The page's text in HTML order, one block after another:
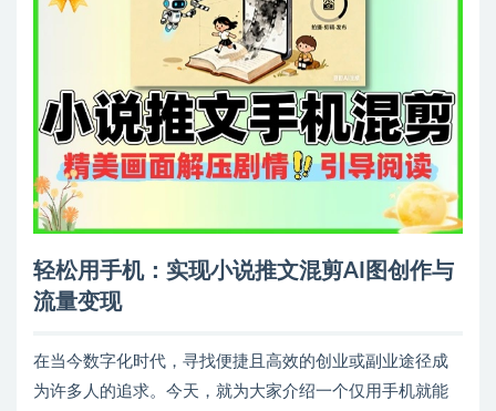
轻松用手机：实现小说推文混剪AI图创作与
流量变现
在当今数字化时代，寻找便捷且高效的创业或副业途径成
为许多人的追求。今天，就为大家介绍一个仅用手机就能